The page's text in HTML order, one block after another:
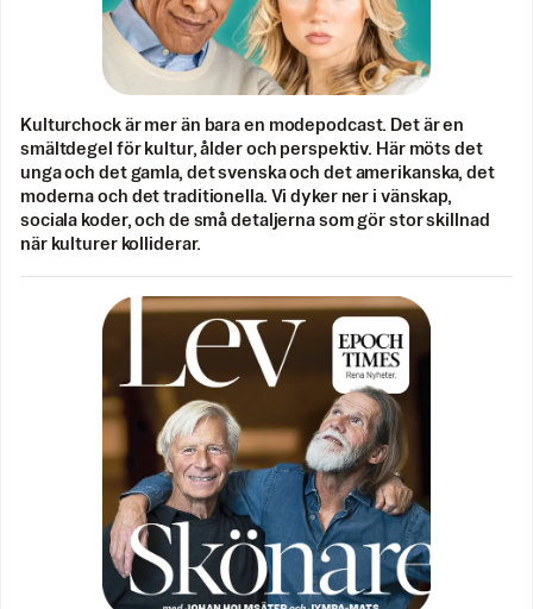
Kulturchock är mer än bara en modepodcast. Det är en
smältdegel för kultur, ålder och perspektiv. Här möts det
unga och det gamla, det svenska och det amerikanska, det
moderna och det traditionella. Vi dyker ner i vänskap,
sociala koder, och de små detaljerna som gör stor skillnad
när kulturer kolliderar.